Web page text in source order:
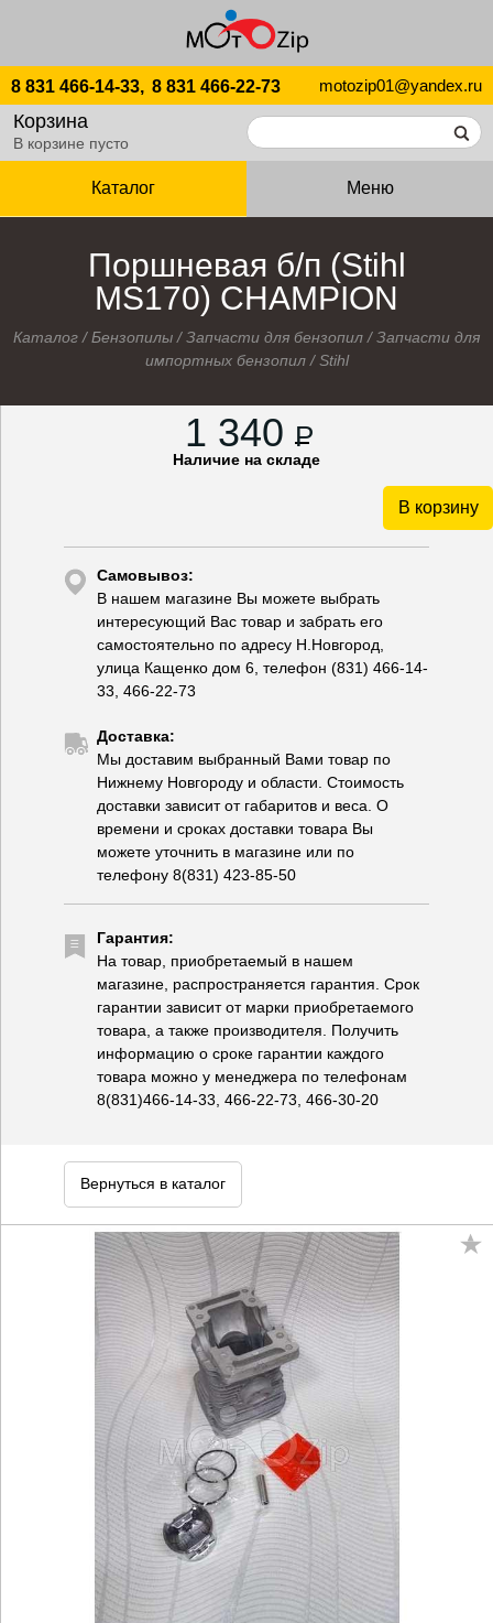
8 831 466-14-33, 8 831 466-22-73 motozip01@yandex.ru
Корзина
В корзине пусто
Каталог Меню
Поршневая б/п (Stihl
MS170) CHAMPION
Каталог /Бензопилы /Запчасти для бензопил /Запчасти для
импортных бензопил/Stihl
1 340 P
Наличие на складе
В корзину
Самовывоз:
В нашем магазине Вы можете выбрать
интересующий Вас товар и забрать его
самостоятельно по адресу Н.Новгород,
улица Кащенко дом 6, телефон (831) 466-14-
33, 466-22-73
Доставка:
Мы доставим выбранный Вами товар по
Нижнему Новгороду и области. Стоимость
доставки зависит от габаритов и веса. О
времени и сроках доставки товара Вы
можете уточнить в магазине или по
телефону 8(831) 423-85-50
Гарантия:
На товар, приобретаемый в нашем
магазине, распространяется гарантия. Срок
гарантии зависит от марки приобретаемого
товара, а также производителя. Получить
информацию о сроке гарантии каждого
товара можно у менеджера по телефонам
8(831)466-14-33, 466-22-73, 466-30-20
Вернуться в каталог